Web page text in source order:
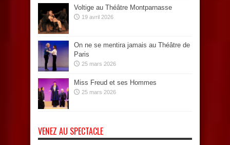
Voltige au Théâtre Montparnasse
19 avril 2026
On ne se mentira jamais au Théâtre de
Paris
25 mars 2026
Miss Freud et ses Hommes
25 mars 2026
VENEZ AU SPECTACLE